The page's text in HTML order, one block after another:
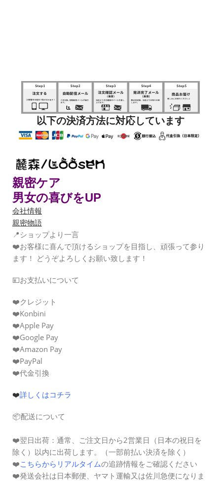
以下の決済方法に対応しています
親密ケア
男女の喜びをUP
会社情報
親密物語
📍ショップより一言
❤️お客様に喜んで頂けるショップを目指し、頑張って参り
ます！ どうぞよろしくお願い致します！
💴お支払いについて
❤️クレジット
❤️Konbini
❤️Apple Pay
❤️Google Pay
❤️Amazon Pay
❤️PayPal
❤️代金引換
❤️詳しくはコチラ
📦配送について
❤️翌日出荷： 通常、ご注文日から2営業日（日本の祝日を
除く）以内に出荷します。（一部前払い決済を除く）
❤️こちらからリアルタイムの追跡情報をご確認ください
❤️発送会社は日本郵便、ヤマト運輸又は佐川急便になりま